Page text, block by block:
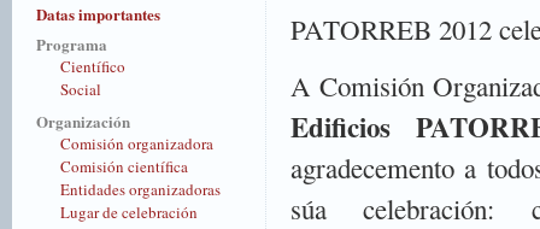
Datas importantes
Programa
Científico
Social
Organización
Comisión organizadora
Comisión científica
Entidades organizadoras
Lugar de celebración
PATORREB 2012
A Comisión
Edificios
agradecemento a
súa celebración: